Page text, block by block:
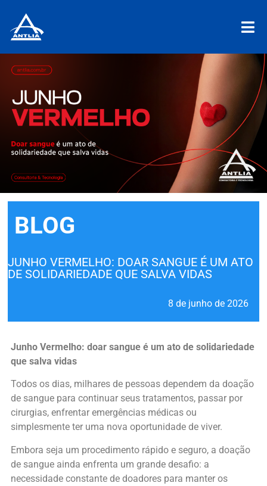
BLOG
JUNHO VERMELHO: DOAR SANGUE É UM ATO
DE SOLIDARIEDADE QUE SALVA VIDAS
8 de junho de 2026
Junho Vermelho: doar sangue é um ato de solidariedade
que salva vidas
Todos os dias, milhares de pessoas dependem da doação
de sangue para continuar seus tratamentos, passar por
cirurgias, enfrentar emergências médicas ou
simplesmente ter uma nova oportunidade de viver.
Embora seja um procedimento rápido e seguro, a doação
de sangue ainda enfrenta um grande desafio: a
necessidade constante de doadores para manter os